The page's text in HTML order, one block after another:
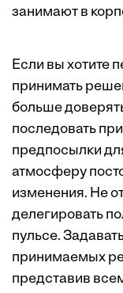
занимают в
Если вы хотите
принимать
больше
последовать
предпосылки
атмосферу
изменения. Не
делегировать
пульсе.
принимаемых
представив